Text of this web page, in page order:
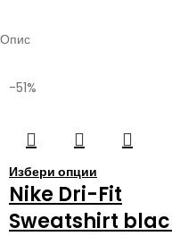
Опис
-51%
Избери опции
Nike Dri-Fit
Sweatshirt